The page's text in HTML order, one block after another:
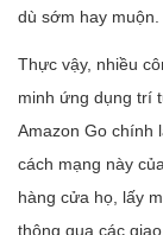
dù sớm hay muộn.
Thực vậy, nhiều
minh ứng dụng trí
Amazon Go chính
cách mạng này
hàng cửa họ, lấy
thông qua các